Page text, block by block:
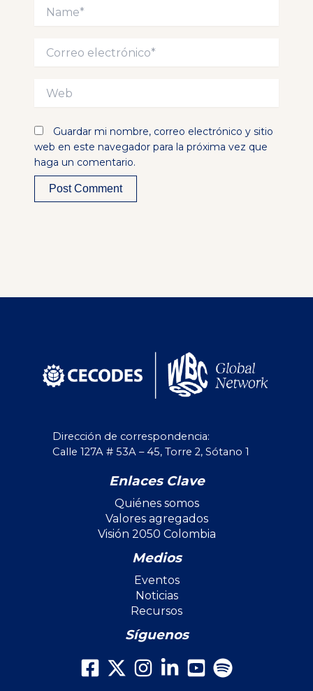
electrónico*
Guardar mi nombre, correo electrónico y sitio
web en este navegador para la próxima vez que
haga un comentario.
Dirección de correspondencia:
Calle 127A # 53A – 45, Torre 2, Sótano 1
Enlaces Clave
Quiénes somos
Valores agregados
Visión 2050 Colombia
Medios
Eventos
Noticias
Recursos
Síguenos